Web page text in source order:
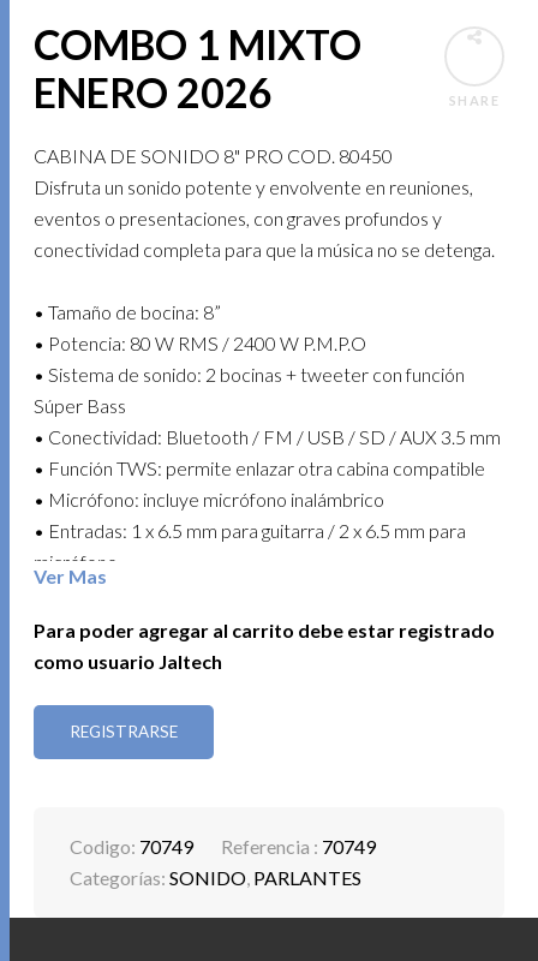
SHARE
COMBO 1 MIXTO
ENERO 2026
CABINA DE SONIDO 8" PRO COD. 80450
Disfruta un sonido potente y envolvente en reuniones,
eventos o presentaciones, con graves profundos y
conectividad completa para que la música no se detenga.
• Tamaño de bocina: 8”
• Potencia: 80 W RMS / 2400 W P.M.P.O
• Sistema de sonido: 2 bocinas + tweeter con función
Súper Bass
• Conectividad: Bluetooth / FM / USB / SD / AUX 3.5 mm
• Función TWS: permite enlazar otra cabina compatible
• Micrófono: incluye micrófono inalámbrico
• Entradas: 1 x 6.5 mm para guitarra / 2 x 6.5 mm para
micrófono
• Ecualizador integrado
• Alcance inalámbrico: hasta 10 m
• Batería: 4000 mAh / duración de 5 a 6 h a volumen
versatilidad y libertad inalámbrica.
Ver Mas
Para poder agregar al carrito debe estar registrado
como usuario Jaltech
REGISTRARSE
Codigo: 70749 Referencia : 70749
Categorías:SONIDO PARLANTES